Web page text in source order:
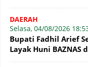
DAERAH
Selasa, 04/08/2026
Bupati Fadhil Arief
Layak Huni BAZNAS